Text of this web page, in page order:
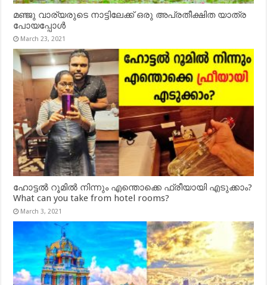
മഞ്ജു വാര്യരുടെ നാട്ടിലേക്ക് ഒരു അപ്രതീക്ഷിത യാത്ര
പോയപ്പോൾ
March 23, 2021
ഹോട്ടൽ റൂമിൽ നിന്നും എന്തൊക്കെ ഫ്രീയായി എടുക്കാം?
What can you take from hotel rooms?
March 3, 2021